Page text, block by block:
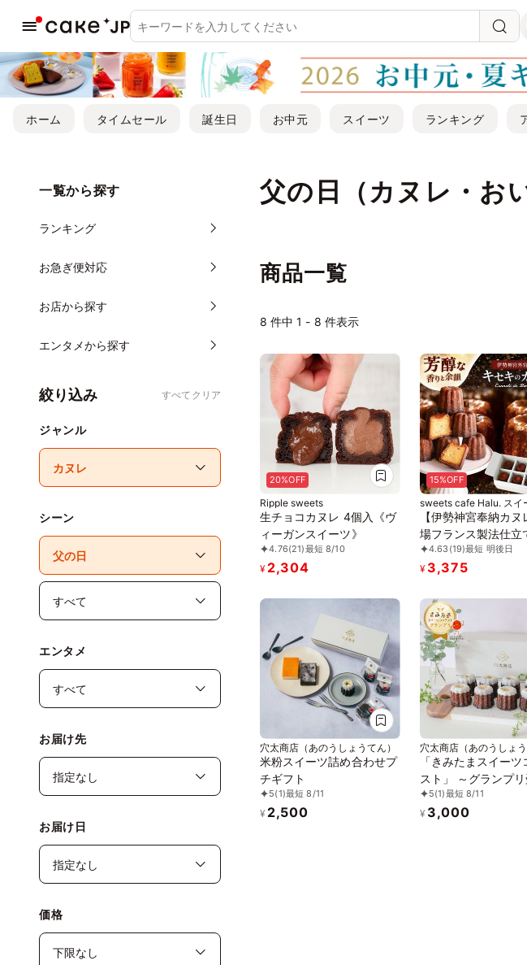
ホーム タイムセール 誕生日 お中元 スイーツ ランキング
父の日（カヌレ・お
一覧から探す
ランキング
お急ぎ便対応
お店から探す
エンタメから探す
絞り込み すべてクリア
ジャンル
シーン
エンタメ
お届け先
お届け日
価格
商品一覧
8 件中 1 - 8 件表示
20%OFF
Ripple sweets
生チョコカヌレ 4個入《ヴ
ィーガンスイーツ》
4.76(21)最短 8/10
¥ 2,304
15%OFF
sweets cafe Halu. スイ
フェハル
【伊勢神宮奉納カヌ
場フランス製法仕立
り高く余韻まで美し
4.63 (19)最短 明後日
¥ 3,375
穴太商店（あのうしょうてん）
米粉スイーツ詰め合わせプ
チギフト
5(1)最短 8/11
¥ 2,500
穴太商店（あのうしょう
「きみたまスイーツ
スト」 ～グランプ
～ キミのカヌレ（8
5(1)最短 8/11
¥ 3,000